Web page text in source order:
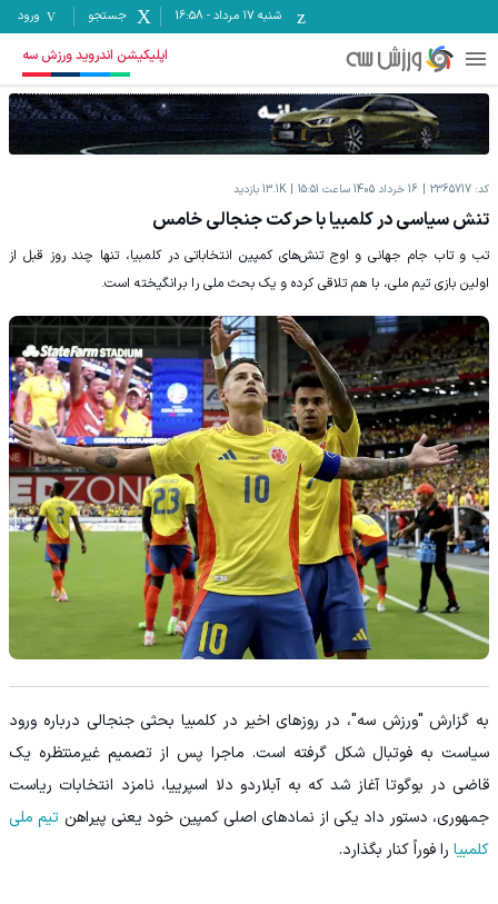
شنبه ۱۷ مرداد -
16:58 جستجو ورود
اپلیکیشن اندروید ورزش سه
کد: 2365717 16 خرداد 1405 ساعت 15:51 13.1K بازدید
تنش سیاسی در کلمبیا با حرکت جنجالی خامس
تب و تاب جام جهانی و اوج تنش‌های کمپین انتخاباتی در کلمبیا، تنها چند روز قبل از
اولین بازی تیم ملی، با هم تلاقی کرده و یک بحث ملی را برانگیخته است.
به گزارش "ورزش سه"، در روزهای اخیر در کلمبیا بحثی جنجالی درباره ورود
سیاست به فوتبال شکل گرفته است. ماجرا پس از تصمیم غیرمنتظره یک
قاضی در بوگوتا آغاز شد که به آبلاردو دلا اسپرییا، نامزد انتخابات ریاست
جمهوری، دستور داد یکی از نمادهای اصلی کمپین خود یعنی پیراهن تیم ملی
کلمبیا را فوراً کنار بگذارد.